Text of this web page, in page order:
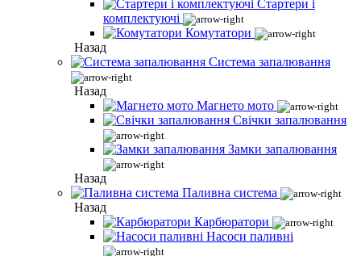
Стартери і
комплектуючі
Комутатори
Назад
Система запалювання
Назад
Магнето мото
Свічки запалювання
Замки запалювання
Назад
Паливна система
Назад
Карбюратори
Насоси паливні